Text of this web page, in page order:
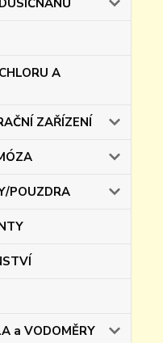
A
ZAŘÍZENÍ
POUZDRA
a VODOMĚRY